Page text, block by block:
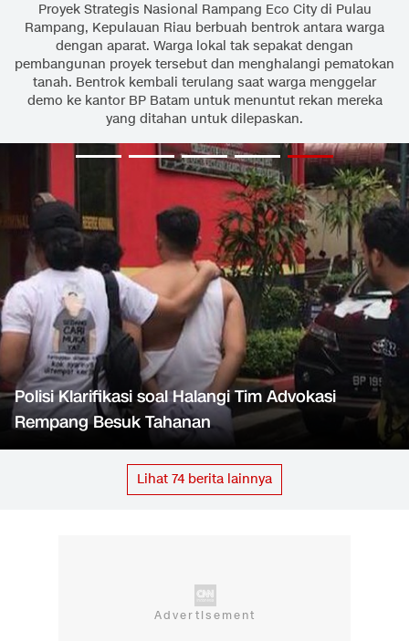
Proyek Strategis Nasional Rampang Eco City di Pulau
Rampang, Kepulauan Riau berbuah bentrok antara warga
dengan aparat. Warga lokal tak sepakat dengan
pembangunan proyek tersebut dan menghalangi pematokan
tanah. Bentrok kembali terulang saat warga menggelar
demo ke kantor BP Batam untuk menuntut rekan mereka
yang ditahan untuk dilepaskan.
Polisi Klarifikasi soal Halangi Tim Advokasi
Rempang Besuk Tahanan
Lihat 74 berita lainnya